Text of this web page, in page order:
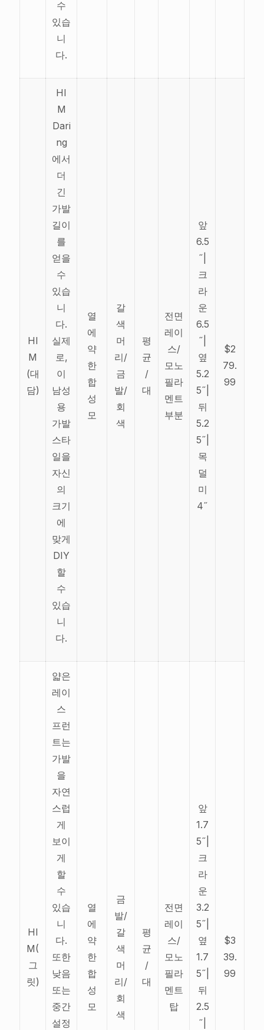
수
있습
니
다.
HI
M
(대
담)
HI
M
Dari
ng
에서
더
긴
가발
길이
를
얻을
수
있습
니
다.
실제
로,
이
남성
용
가발
스타
일을
자신
의
크기
에
맞게
DIY
할
수
있습
니
다.
열
에
약
한
합
성
모
갈
색
머
리/
금
발/
회
색
평
균
/
대
전면
레이
스/
모노
필라
멘트
부분
앞
6.5
˝|
크
라
운
6.5
˝|
옆
5.2
5˝|
뒤
5.2
5˝|
목
덜
미
4˝
$2
79.
99
HI
M(
그
릿)
얇은
레이
스
프런
트는
가발
을
자연
스럽
게
보이
게
할
수
있습
니
다.
또한
낮음
또는
중간
설정
열
에
약
한
합
성
모
금
발/
갈
색
머
리/
회
색
평
균
/
대
전면
레이
스/
모노
필라
멘트
탑
앞
1.7
5˝|
크
라
운
3.2
5˝|
옆
1.7
5˝|
뒤
2.5
˝|
$3
39.
99